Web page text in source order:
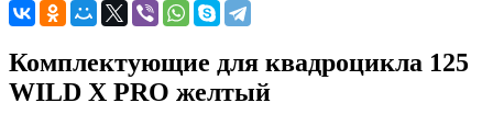
Комплектующие для квадроцикла 125
WILD X PRO желтый